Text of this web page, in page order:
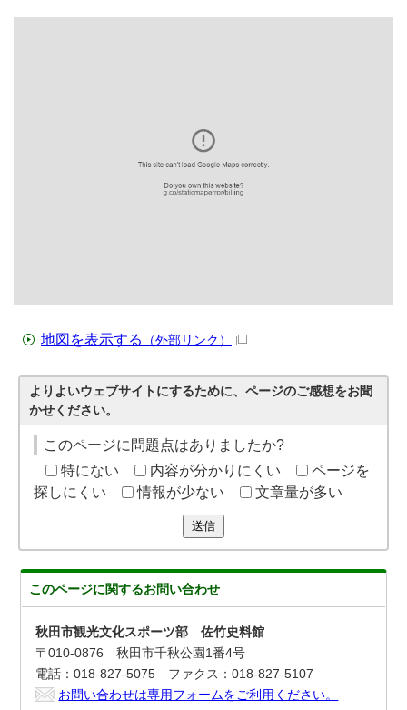
地図を表示する （外部リンク）
よりよいウェブサイトにするために、ページのご感想をお聞
かせください。
このページに問題点はありましたか?
特にない
内容が分かりにくい
ページを
探しにくい
情報が少ない 文章量が多い
送信
このページに関するお問い合わせ
秋田市観光文化スポーツ部 佐竹史料館
〒010-0876 秋田市千秋公園1番4号
電話：018-827-5075 ファクス：018-827-5107
お問い合わせは専用フォームをご利用ください。